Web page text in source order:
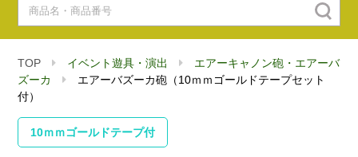
TOP イベント遊具・演出
エアーキャノン砲・エアーバ
ズーカ
エアーバズーカ砲（10ｍｍゴールドテープセット
付）
10ｍｍゴールドテープ付